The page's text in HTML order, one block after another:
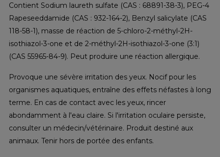
Contient Sodium laureth sulfate (CAS : 68891-38-3), PEG-4
Rapeseeddamide (CAS : 932-164-2), Benzyl salicylate (CAS
118-58-1), masse de réaction de 5-chloro-2-méthyl-2H-
isothiazol-3-one et de 2-méthyl-2H-isothiazol-3-one (3:1)
(CAS 55965-84-9). Peut produire une réaction allergique.
Provoque une sévère irritation des yeux. Nocif pour les
organismes aquatiques, entraîne des effets néfastes à long
terme. En cas de contact avec les yeux, rincer
abondamment à l'eau claire. Si l'irritation oculaire persiste,
consulter un médecin/vétérinaire. Produit destiné aux
animaux. Tenir hors de portée des enfants.